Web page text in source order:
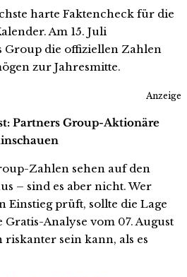
harte Faktencheck für die
Am 15. Juli
die offiziellen Zahlen
zur Jahresmitte.
Anzeige
Partners Group-Aktionäre
Zahlen sehen auf den
– sind es aber nicht. Wer
Einstieg prüft, sollte die Lage
Analyse vom 07. August
sein kann, als es